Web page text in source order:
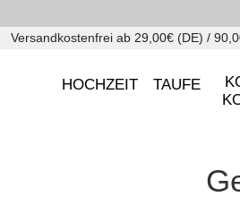
Versandkostenfrei ab 29,00€ (DE) /
HOCHZEIT TAUFE